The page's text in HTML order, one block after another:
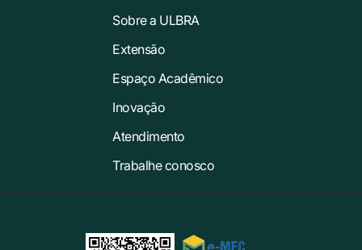
Sobre a ULBRA
Extensão
Espaço Acadêmico
Inovação
Atendimento
Trabalhe conosco